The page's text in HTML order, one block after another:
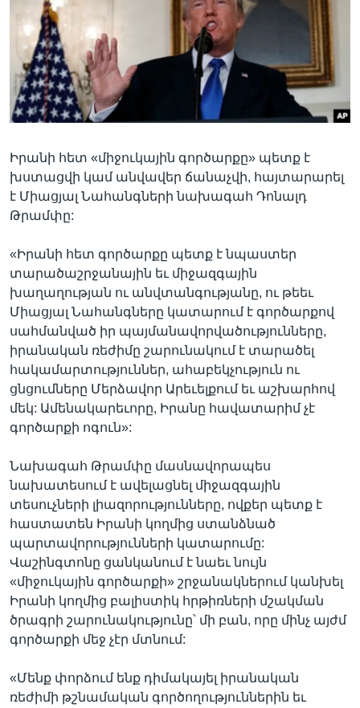
Լեզուներ
Իրանի հետ «միջուկային գործարքը» պետք է
խստացվի կամ անվավեր ճանաչվի, հայտարարել
է Միացյալ Նահանգների նախագահ Դոնալդ
Թրամփը:
«Իրանի հետ գործարքը պետք է նպաստեր
տարածաշրջանային եւ միջազգային
խաղաղության ու անվտանգությանը, ու թեեւ
Միացյալ Նահանգները կատարում է գործարքով
սահմանված իր պայմանավորվածությունները,
իրանական ռեժիմը շարունակում է տարածել
հակամարտություններ, ահաբեկչություն ու
ցնցումները Մերձավոր Արեւելքում եւ աշխարհով
մեկ: Ամենակարեւորը, Իրանը հավատարիմ չէ
գործարքի ոգուն»:
Նախագահ Թրամփը մասնավորապես
նախատեսում է ավելացնել միջազգային
տեսուչների լիազորությունները, ովքեր պետք է
հաստատեն Իրանի կողմից ստանձնած
պարտավորությունների կատարումը:
Վաշինգտոնը ցանկանում է նաեւ նույն
«միջուկային գործարքի» շրջանակներում կանխել
Իրանի կողմից բալիստիկ հրթիռների մշակման
ծրագրի շարունակությունը՝ մի բան, որը մինչ այժմ
գործարքի մեջ չէր մտնում:
«Մենք փորձում ենք դիմակայել իրանական
ռեժիմի թշնամական գործողություններին եւ